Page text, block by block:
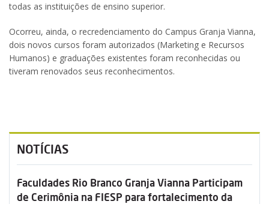
todas as instituições de ensino superior.
Ocorreu, ainda, o recredenciamento do Campus Granja Vianna,
dois novos cursos foram autorizados (Marketing e Recursos
Humanos) e graduações existentes foram reconhecidas ou
tiveram renovados seus reconhecimentos.
NOTÍCIAS
Faculdades Rio Branco Granja Vianna Participam
de Cerimônia na FIESP para fortalecimento da